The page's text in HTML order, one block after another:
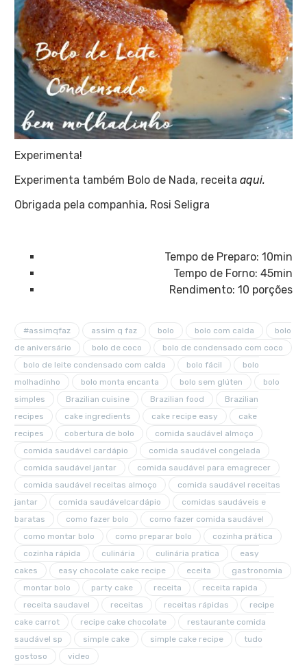
Experimenta!
Experimenta também Bolo de Nada, receita aqui.
Obrigada pela companhia, Rosi Seligra
Tempo de Preparo: 10min
Tempo de Forno: 45min
Rendimento: 10 porções
#assimqfaz assim q faz bolo bolo com calda
bolo
de aniversário
bolo de coco
bolo de condensado com coco
bolo de leite condensado com calda
bolo fácil
bolo
molhadinho
bolo monta encanta bolo sem glúten
bolo
simples
Brazilian cuisine Brazilian food
Brazilian
recipes
cake ingredients cake recipe easy
cake
recipes
cobertura de bolo
comida saudável almoço
comida saudável cardápio
comida saudável congelada
comida saudável jantar
comida saudável para emagrecer
comida saudável receitas almoço
comida saudável receitas
jantar
comida saudávelcardápio
comidas saudáveis e
baratas
como fazer bolo
como fazer comida saudável
como montar bolo
como preparar bolo
cozinha prática
cozinha rápida
culinária culinária pratica
easy
cakes
easy chocolate cake recipe eceita
gastronomia
montar bolo
party cake receita
receita rapida
receita saudavel
receitas receitas rápidas
recipe
cake carrot
recipe cake chocolate
restaurante comida
saudável sp
simple cake simple cake recipe
tudo
gostoso
video